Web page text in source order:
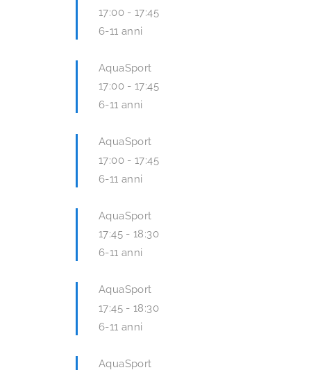
17:00 -17:45
6-11 anni
AquaSport
17:00 -17:45
6-11 anni
AquaSport
17:00 -17:45
6-11 anni
AquaSport
17:45 -18:30
6-11 anni
AquaSport
17:45 -18:30
6-11 anni
AquaSport